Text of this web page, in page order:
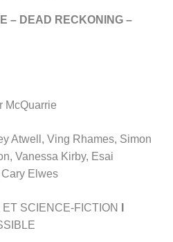
– DEAD RECKONING –
McQuarrie
Atwell, Ving Rhames, Simon
Vanessa Kirby, Esai
Elwes
SCIENCE-FICTION